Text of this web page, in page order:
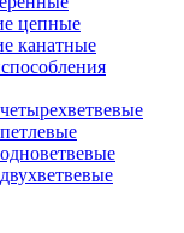
цепные
канатные